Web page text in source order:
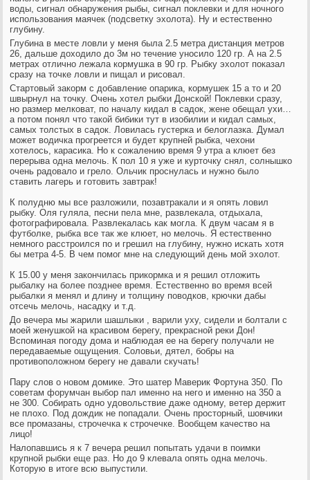
воды, сигнал обнаружения рыбы, сигнал поклевки и для ночного
использования маячек (подсветку эхолота). Ну и естественно
глубину.
Глубина в месте ловли у меня была 2.5 метра дистанция метров
26, дальше доходило до 3м но течение уносило 120 гр. А на 2.5
метрах отлично лежала кормушка в 90 гр. Рыбку эхолот показал
сразу на точке ловли и пищал и рисовал.
Стартовый закорм с добавление опарика, кормушек 15 а то и 20
швырнул на точку. Очень хотел рыбки Донской! Поклевки сразу,
но размер мелковат, по началу кидал в садок, жене обещал ухи…
а потом понял что такой бибики тут в изобилии и кидал самых,
самых толстых в садок. Ловилась густерка и белоглазка. Думал
может водичка прогреется и будет крупней рыбка, чехони
хотелось, карасика. Но к сожалению время 9 утра а клюет без
перерыва одна мелочь. К пол 10 я уже и курточку снял, солнышко
очень радовало и грело. Ольчик проснулась и нужно было
ставить лагерь и готовить завтрак!
К полудню мы все разложили, позавтракали и я опять ловил
рыбку. Оля гуляла, песни пела мне, развлекала, отдыхала,
фотографировала. Развлекалась как могла. К двум часам я в
футболке, рыбка все так же клюет, но мелочь. Я естественно
немного расстроился по и грешил на глубину, нужно искать хотя
бы метра 4-5. В чем помог мне на следующий день мой эхолот.
К 15.00 у меня закончилась прикормка и я решил отложить
рыбалку на более позднее время. Естественно во время всей
рыбалки я менял и длину и толщину поводков, крючки дабы
отсечь мелочь, насадку и т.д.
До вечера мы жарили шашлыки , варили уху, сидели и болтали с
моей женушкой на красивом берегу, прекрасной реки Дон!
Вспоминая погоду дома и наблюдая ее на берегу получали не
передаваемые ощущения. Соловьи, дятел, бобры на
противоположном берегу не давали скучать!
Пару слов о новом домике. Это шатер Маверик Фортуна 350. По
советам форумчан выбор пал именно на него и именно на 350 а
не 300. Собирать одно удовольствие даже одному, ветер держит
не плохо. Под дождик не попадали. Очень просторный, шовчики
все промазаны, строчечка к строчечке. Вообщем качество на
лицо!
Налопавшись я к 7 вечера решил попытать удачи в поимки
крупной рыбки еще раз. Но до 9 клевала опять одна мелочь.
Которую в итоге всю выпустили.